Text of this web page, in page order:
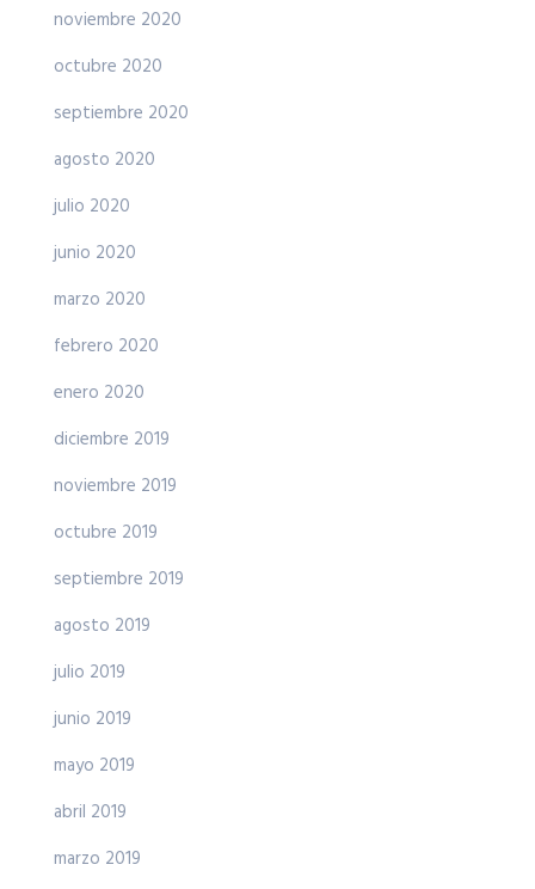
noviembre 2020
octubre 2020
septiembre 2020
agosto 2020
julio 2020
junio 2020
marzo 2020
febrero 2020
enero 2020
diciembre 2019
noviembre 2019
octubre 2019
septiembre 2019
agosto 2019
julio 2019
junio 2019
mayo 2019
abril 2019
marzo 2019